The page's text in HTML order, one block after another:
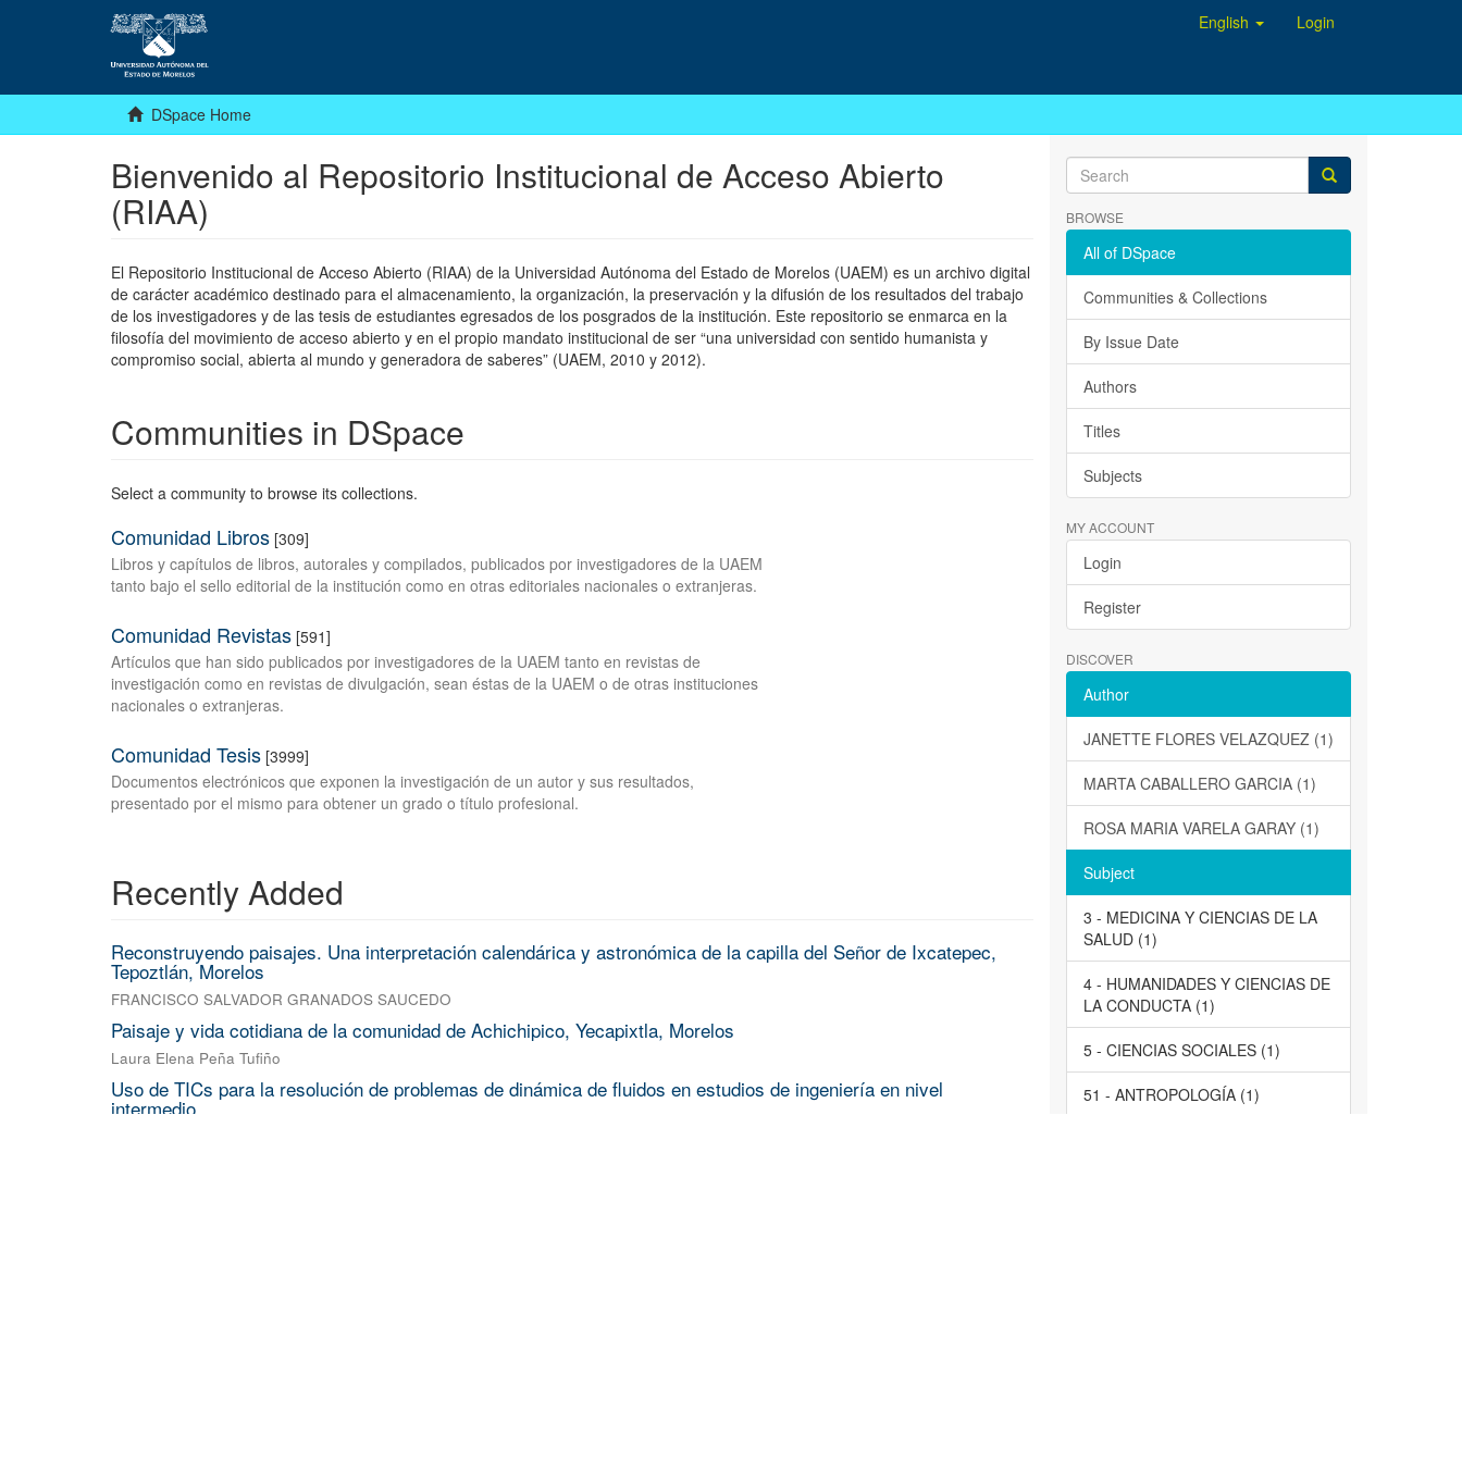
English Login
DSpace Home
Bienvenido al Repositorio Institucional de Acceso Abierto
(RIAA)
El Repositorio Institucional de Acceso Abierto (RIAA) de la Universidad Autónoma del Estado de Morelos (UAEM) es un archivo digital
de carácter académico destinado para el almacenamiento, la organización, la preservación y la difusión de los resultados del trabajo
de los investigadores y de las tesis de estudiantes egresados de los posgrados de la institución. Este repositorio se enmarca en la
filosofía del movimiento de acceso abierto y en el propio mandato institucional de ser “una universidad con sentido humanista y
compromiso social, abierta al mundo y generadora de saberes” (UAEM, 2010 y 2012).
Communities in DSpace
Select a community to browse its collections.
Comunidad Libros [309]
Libros y capítulos de libros, autorales y compilados, publicados por investigadores de la UAEM
tanto bajo el sello editorial de la institución como en otras editoriales nacionales o extranjeras.
Comunidad Revistas [591]
Artículos que han sido publicados por investigadores de la UAEM tanto en revistas de
investigación como en revistas de divulgación, sean éstas de la UAEM o de otras instituciones
nacionales o extranjeras.
Comunidad Tesis [3999]
Documentos electrónicos que exponen la investigación de un autor y sus resultados,
presentado por el mismo para obtener un grado o título profesional.
Recently Added
Reconstruyendo paisajes. Una interpretación calendárica y astronómica de la capilla del Señor de Ixcatepec,
Tepoztlán, Morelos
FRANCISCO SALVADOR GRANADOS SAUCEDO
Paisaje y vida cotidiana de la comunidad de Achichipico, Yecapixtla, Morelos
Laura Elena Peña Tufiño
Uso de TICs para la resolución de problemas de dinámica de fluidos en estudios de ingeniería en nivel
intermedio
BROWSE
All of DSpace
Communities & Collections
By Issue Date
Authors
Titles
Subjects
MY ACCOUNT
Login
Register
DISCOVER
Author
JANETTE FLORES VELAZQUEZ (1)
MARTA CABALLERO GARCIA (1)
ROSA MARIA VARELA GARAY (1)
Subject
3 - MEDICINA Y CIENCIAS DE LA
SALUD (1)
4 - HUMANIDADES Y CIENCIAS DE
LA CONDUCTA (1)
5 - CIENCIAS SOCIALES (1)
51 - ANTROPOLOGÍA (1)